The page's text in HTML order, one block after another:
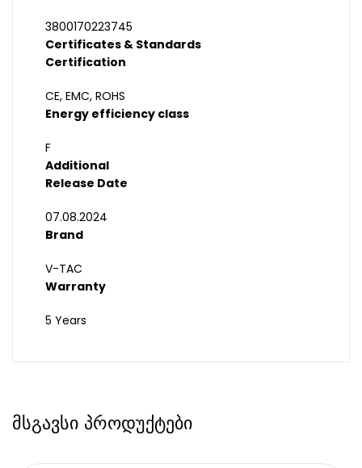
3800170223745
Certificates & Standards
Certification
CE, EMC, ROHS
Energy efficiency class
F
Additional
Release Date
07.08.2024
Brand
V-TAC
Warranty
5 Years
მსგავსი პროდუქტები